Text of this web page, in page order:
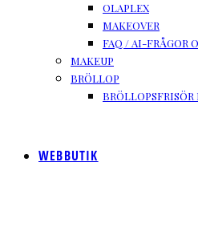
OLAPLEX
MAKEOVER
FAQ / AI-FRÅGOR
MAKEUP
BRÖLLOP
WEBBUTIK